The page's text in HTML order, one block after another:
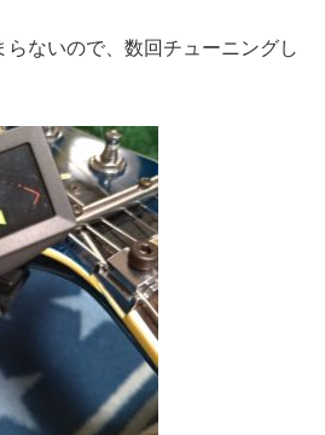
らないので、数回チューニングし